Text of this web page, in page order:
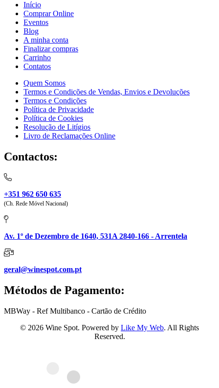
Início
Comprar Online
Eventos
Blog
A minha conta
Finalizar compras
Carrinho
Contatos
Quem Somos
Termos e Condições de Vendas, Envios e Devoluções
Termos e Condições
Política de Privacidade
Política de Cookies
Resolução de Litígios
Livro de Reclamações Online
Contactos:
+351 962 650 635
(Ch. Rede Móvel Nacional)
Av. 1º de Dezembro de 1640, 531A 2840-166 - Arrentela
geral@winespot.com.pt
Métodos de Pagamento:
MBWay - Ref Multibanco - Cartão de Crédito
© 2026 Wine Spot. Powered by Like My Web. All Rights
Reserved.